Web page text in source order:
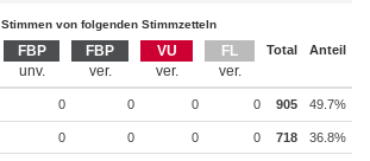
Stimmen von folgenden Stimmzetteln
FBP FBP VU FL Total Anteil
0 0 0 0 905 49.7%
0 0 0 0 718 36.8%